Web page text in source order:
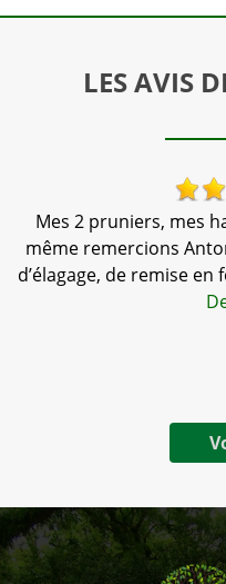
LES AVIS
Mes 2 pruniers, mes
même remercions
d’élagage, de remise